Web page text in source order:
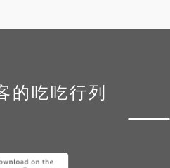
的吃吃行列